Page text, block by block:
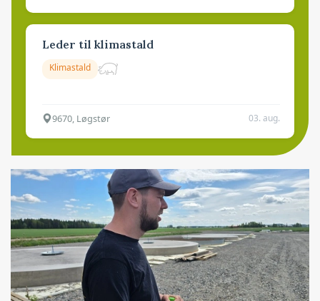
Leder til klimastald
Klimastald
9670, Løgstør 03. aug.